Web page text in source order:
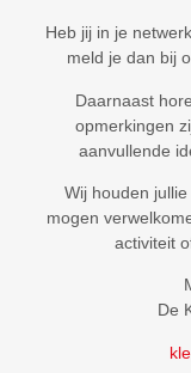
Heb jij in je
meld je dan bij
Daarnaast
opmerkingen
aanvullende
Wij houden
mogen
activiteit
De